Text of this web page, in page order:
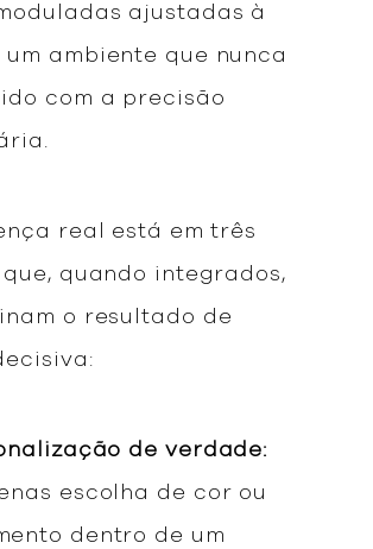
ajustadas à
ambiente que nunca
com a precisão
real está em três
quando integrados,
o resultado de
de verdade:
escolha de cor ou
dentro de um